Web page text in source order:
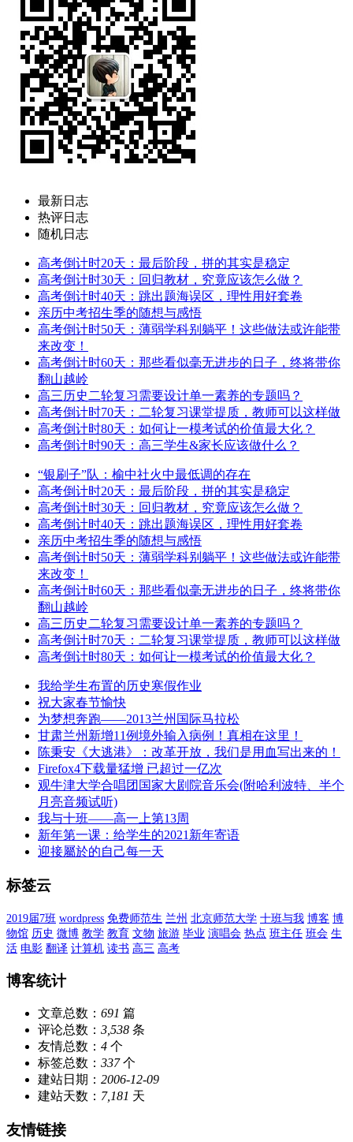
最新日志
热评日志
随机日志
高考倒计时20天：最后阶段，拼的其实是稳定
高考倒计时30天：回归教材，究竟应该怎么做？
高考倒计时40天：跳出题海误区，理性用好套卷
亲历中考招生季的随想与感悟
高考倒计时50天：薄弱学科别躺平！这些做法或许能带
来改变！
高考倒计时60天：那些看似毫无进步的日子，终将带你
翻山越岭
高三历史二轮复习需要设计单一素养的专题吗？
高考倒计时70天：二轮复习课堂提质，教师可以这样做
高考倒计时80天：如何让一模考试的价值最大化？
高考倒计时90天：高三学生&家长应该做什么？
“银刷子”队：榆中社火中最低调的存在
高考倒计时20天：最后阶段，拼的其实是稳定
高考倒计时30天：回归教材，究竟应该怎么做？
高考倒计时40天：跳出题海误区，理性用好套卷
亲历中考招生季的随想与感悟
高考倒计时50天：薄弱学科别躺平！这些做法或许能带
来改变！
高考倒计时60天：那些看似毫无进步的日子，终将带你
翻山越岭
高三历史二轮复习需要设计单一素养的专题吗？
高考倒计时70天：二轮复习课堂提质，教师可以这样做
高考倒计时80天：如何让一模考试的价值最大化？
我给学生布置的历史寒假作业
祝大家春节愉快
为梦想奔跑——2013兰州国际马拉松
甘肃兰州新增11例境外输入病例！真相在这里！
陈秉安《大逃港》：改革开放，我们是用血写出来的！
Firefox4下载量猛增 已超过一亿次
观牛津大学合唱团国家大剧院音乐会(附哈利波特、半个
月亮音频试听)
我与十班——高一上第13周
新年第一课：给学生的2021新年寄语
迎接屬於的自己每一天
标签云
2019届7班 wordpress 免费师范生 兰州 北京师范大学 十班与我 博客 博
物馆 历史 微博 教学 教育 文物 旅游 毕业 演唱会 热点 班主任 班会 生
活 电影 翻译 计算机 读书 高三 高考
博客统计
文章总数： 691 篇
评论总数： 3,538 条
友情总数： 4 个
标签总数： 337个
建站日期： 2006-12-09
建站天数： 7,181 天
友情链接